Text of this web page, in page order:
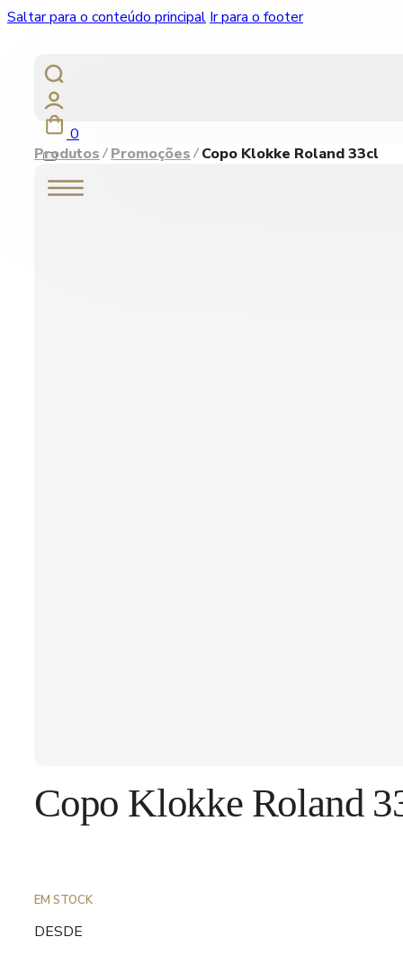
Saltar para o conteúdo principal Ir para o footer
0
Produtos
Promoções Copo Klokke Roland 33cl
Copo Klokke Roland
EM STOCK
DESDE